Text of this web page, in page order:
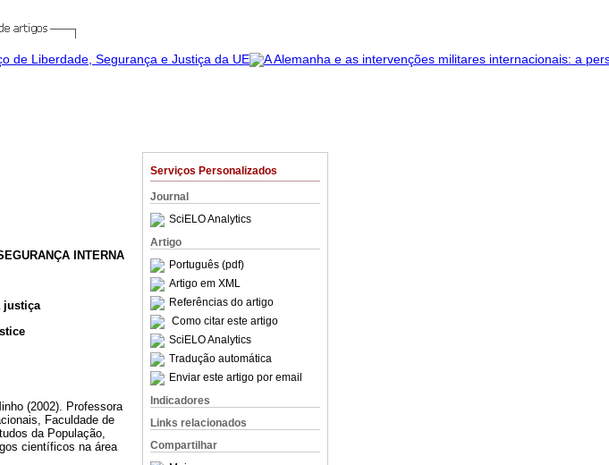
Serviços Personalizados
Journal
SciELO Analytics
Artigo
Português (pdf)
Artigo em XML
Referências do artigo
Como citar este artigo
SciELO Analytics
Tradução automática
Enviar este artigo por email
Indicadores
Links relacionados
Compartilhar
INTERNA
justiça
(2002). Professora
Faculdade de
da População,
científicos na área